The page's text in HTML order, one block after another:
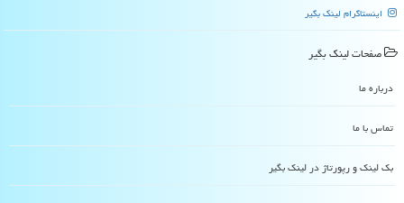
اینستاگرام لینک بگیر
صفحات لینك بگیر
درباره ما
تماس با ما
بک لینک و رپورتاژ در لینك بگیر